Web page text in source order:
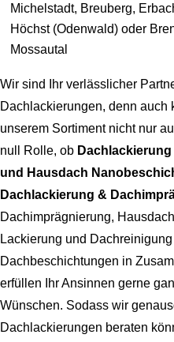
Michelstadt, Breuberg,
Höchst (Odenwald) oder
Mossautal
Wir sind Ihr verlässlicher
Dachlackierungen, denn auch
unserem Sortiment nicht nur
null Rolle, ob
und Hausdach
Dachlackierung &
Dachimprägnierung,
Lackierung und
Dachbeschichtungen in
erfüllen Ihr Ansinnen gerne
Wünschen. Sodass wir
Dachlackierungen beraten